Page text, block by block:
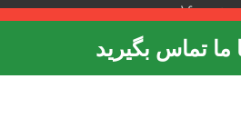
نمره ۱۶
سیم و کابل آلومینیومی پخش عمده
ما تماس بگیرید
است، برای فعال کردن لایسنس به صفحه
پوسته بروید.